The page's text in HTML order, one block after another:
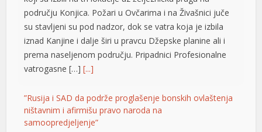
području Konjica. Požari u Ovčarima i na Živašnici juče
su stavljeni su pod nadzor, dok se vatra koja je izbila
iznad Kanjine i dalje širi u pravcu Džepske planine ali i
prema naseljenom području. Pripadnici Profesionalne
vatrogasne […][...]
”Rusija i SAD da podrže proglašenje bonskih ovlaštenja
ništavnim i afirmišu pravo naroda na
samoopredjeljenje”